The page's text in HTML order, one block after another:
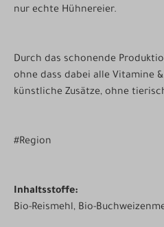
nur echte Hühnereier.
Durch das schonende
ohne dass dabei alle Vitamine
künstliche Zusätze, ohne
#Region
Inhaltsstoffe:
Bio-Reismehl, Bio-